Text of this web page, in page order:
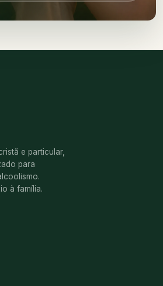
e particular,
para
à família.